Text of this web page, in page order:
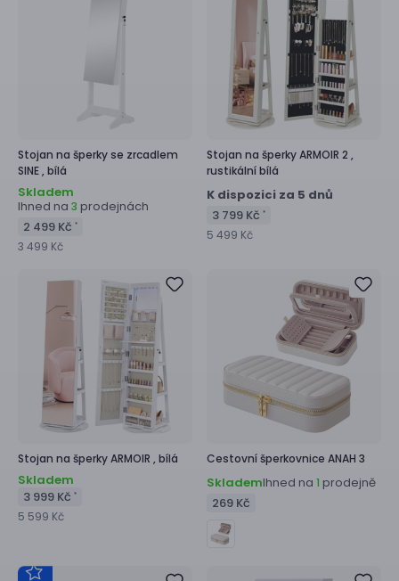
Stojan na šperky se zrcadlem
SINE , bílá
Skladem
Ihned na 3 prodejnách
2 499 Kč *
3 499 Kč
Stojan na šperkyARMOIR 2 ,
rustikální bílá
K dispozici za 5 dnů
3 799 Kč *
5 499 Kč
Stojan na šperkyARMOIR , bílá
Skladem
3 999 Kč *
5 599 Kč
Cestovní šperkovnice ANAH 3
SklademIhned na 1 prodejně
269 Kč